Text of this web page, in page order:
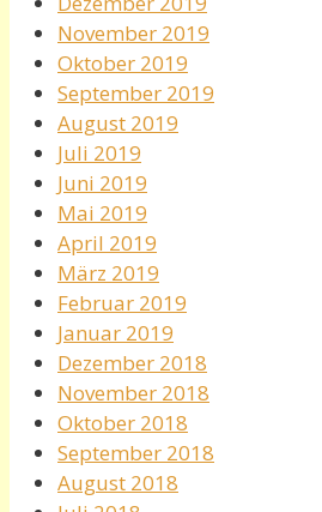
November 2019
Oktober 2019
September 2019
August 2019
Juli 2019
Juni 2019
Mai 2019
April 2019
März 2019
Februar 2019
Januar 2019
Dezember 2018
November 2018
Oktober 2018
September 2018
August 2018